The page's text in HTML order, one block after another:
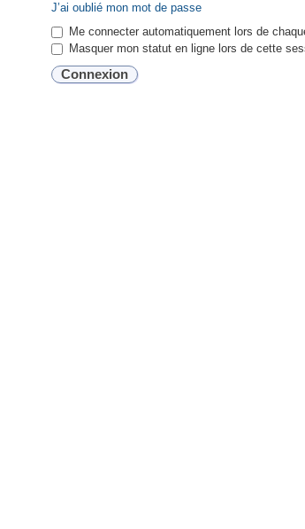
J’ai oublié mon mot de passe
Me connecter automatiquement lors de
Masquer mon statut en ligne lors de cette